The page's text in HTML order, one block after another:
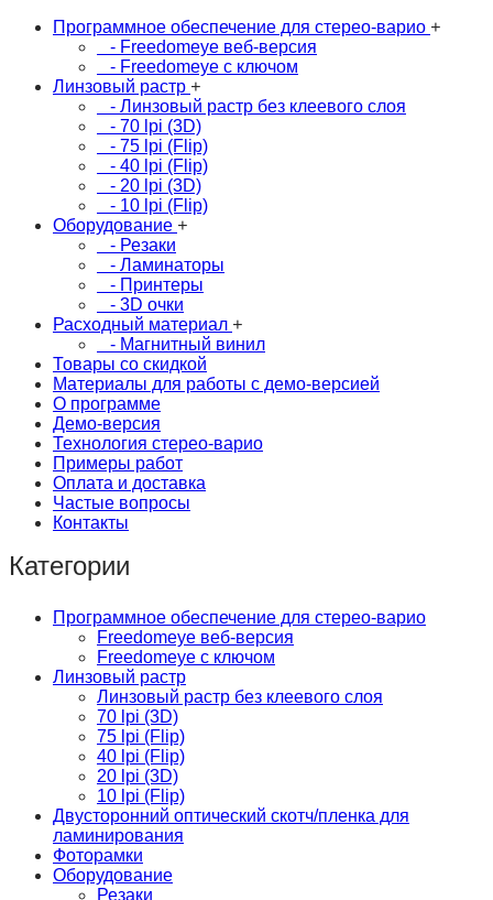
Программное обеспечение для стерео-варио +
- Freedomeye веб-версия
- Freedomeye с ключом
Линзовый растр +
- Линзовый растр без клеевого слоя
- 70 lpi (3D)
- 75 lpi (Flip)
- 40 lpi (Flip)
- 20 lpi (3D)
- 10 lpi (Flip)
Оборудование +
- Резаки
- Ламинаторы
- Принтеры
- 3D очки
Расходный материал +
- Магнитный винил
Товары со скидкой
Материалы для работы с демо-версией
О программе
Демо-версия
Технология стерео-варио
Примеры работ
Оплата и доставка
Частые вопросы
Контакты
Категории
Программное обеспечение для стерео-варио
Freedomeye веб-версия
Freedomeye с ключом
Линзовый растр
Линзовый растр без клеевого слоя
70 lpi (3D)
75 lpi (Flip)
40 lpi (Flip)
20 lpi (3D)
10 lpi (Flip)
Двусторонний оптический скотч/пленка для
ламинирования
Фоторамки
Оборудование
Резаки